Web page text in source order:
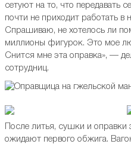
сетуют на то, что передавать
почти не приходит работать
Спрашиваю, не хотелось ли
миллионы фигурок. Это мое
Снится мне эта оправка», —
сотрудниц.
После литья, сушки и оправки
ожидают первого обжига.